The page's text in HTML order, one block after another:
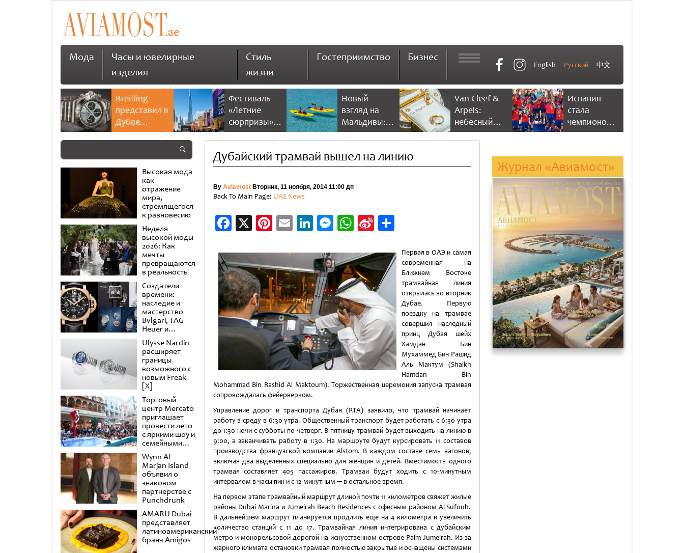
Мода
Часы и ювелирные
изделия
Стиль
жизни
Гостеприимство Бизнес
English Русский 中文
Breitling
представил в
Дубае
культовую
Chronomat
Фестиваль
«Летние
сюрпризы» в
Дубае 2026
больше
скидок и
Новый
взгляд на
Мальдивы:
NH Collection
Reethi Resort
Van Cleef &
Arpels:
небесный
танец
времени
Испания
стала
чемпионом
мира по
одержав
победу со
счетом 1:0
Высокая мода
как
отражение
мира,
стремящегося
к равновесию
Неделя
высокой моды
2026: Как
мечты
превращаются
в реальность
Создатели
времени:
наследие и
мастерство
Bvlgari, TAG
Heuer и
Panerai
Ulysse Nardin
расширяет
границы
возможного с
новым Freak
[X]
Торговый
центр Mercato
приглашает
провести лето
с яркими шоу и
семейными
развлечениями
Wynn Al
Marjan Island
объявил о
знаковом
партнерстве с
Punchdrunk
AMARU Dubai
представляет
латиноамериканский
бранч Amigos
Дубайский трамвай вышел на линию
By AviamostВторник, 11 ноября, 2014 11:00 дп
Back To Main Page: UAE News
Facebook
X Pinterest
EmailLinkedIn
Messenger
WhatsApp
SinaОтправить
Первая в ОАЭ и самая
современная на
Ближнем Востоке
трамвайная линия
открылась во вторник
Дубае. Первую
поездку на трамвае
совершил наследный
принц Дубая шейх
Хамдан Бин
Мухаммед Бин Рашид
Аль Мактум (Shaikh
Hamdan Bin
Mohammad Bin Rashid Al Maktoum). Торжественная церемония запуска трамвая
сопровождалась фейерверком.
Управление дорог и транспорта Дубая (RTA) заявило, что трамвай начинает
работу в среду в 6:30 утра. Общественный транспорт будет работать с 6:30 утра
до 1:30 ночи с субботы по четверг. В пятницу трамвай будет выходить на линию в
9:00, а заканчивать работу в 1:30. На маршруте будут курсировать 11 составов
производства французской компании Alstom. В каждом составе семь вагонов,
включая два выделенных специально для женщин и детей. Вместимость одного
трамвая составляет 405 пассажиров. Трамваи будут ходить с 10-минутным
интервалом в часы пик и с 12-минутным ─ в остальное время.
На первом этапе трамвайный маршрут длиной почти 11 километров свяжет жилые
районы Dubai Marina и Jumeirah Beach Residences с офисным районом Al Sufouh.
В дальнейшем маршрут планируется продлить еще на 4 километра и увеличить
количество станций с 11 до 17. Трамвайная линия интегрирована с дубайским
метро и монорельсовой дорогой на искусственном острове Palm Jumeirah. Из-за
жаркого климата остановки трамвая полностью закрытые и оснащены системами
Журнал «Авиамост»